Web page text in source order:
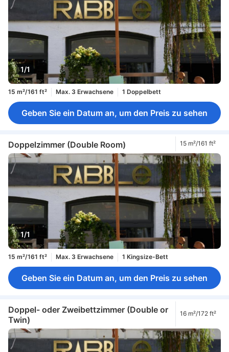
1/1
15 m²/161 ft² Max. 3 Erwachsene 1 Doppelbett
Geben Sie ein Datum an, um den Preis zu sehen
Doppelzimmer (Double Room) 15 m²/161 ft²
1/1
15 m²/161 ft² Max. 3 Erwachsene 1 Kingsize-Bett
Geben Sie ein Datum an, um den Preis zu sehen
Doppel- oder Zweibettzimmer (Double or
Twin)
16 m²/172 ft²